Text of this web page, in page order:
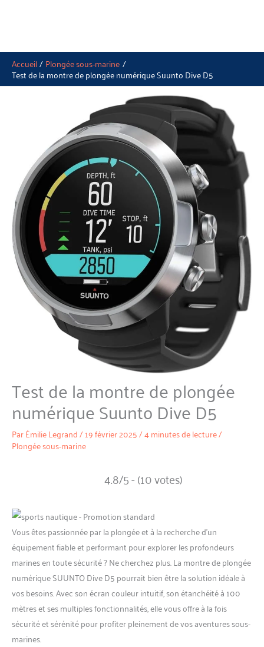
Accueil Plongée sous-marine
Test de la montre de plongée numérique Suunto Dive D5
Test de la montre de plongée
numérique Suunto Dive D5
ParÉmilie Legrand/19 février 2025/4 minutes de lecture/
Plongée sous-marine
4.8/5 - (10 votes)
Vous êtes passionnée par la plongée et à la recherche d’un
équipement fiable et performant pour explorer les profondeurs
marines en toute sécurité ? Ne cherchez plus. La montre de plongée
numérique SUUNTO Dive D5 pourrait bien être la solution idéale à
vos besoins. Avec son écran couleur intuitif, son étanchéité à 100
mètres et ses multiples fonctionnalités, elle vous offre à la fois
sécurité et sérénité pour profiter pleinement de vos aventures sous-
marines.